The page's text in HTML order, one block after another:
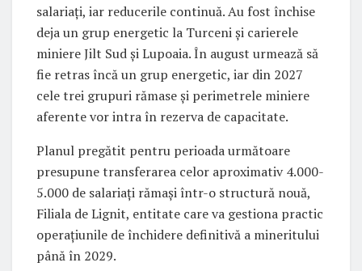
salariați, iar reducerile continuă. Au fost închise
deja un grup energetic la Turceni și carierele
miniere Jilt Sud și Lupoaia. În august urmează să
fie retras încă un grup energetic, iar din 2027
cele trei grupuri rămase și perimetrele miniere
aferente vor intra în rezerva de capacitate.
Planul pregătit pentru perioada următoare
presupune transferarea celor aproximativ 4.000-
5.000 de salariați rămași într-o structură nouă,
Filiala de Lignit, entitate care va gestiona practic
operațiunile de închidere definitivă a mineritului
până în 2029.